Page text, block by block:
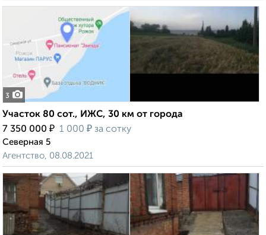
3
Участок 80 сот., ИЖС, 30 км от города
7 350 000 ₽ 1 000 ₽ за сотку
Северная 5
Агентство, 08.08.2021